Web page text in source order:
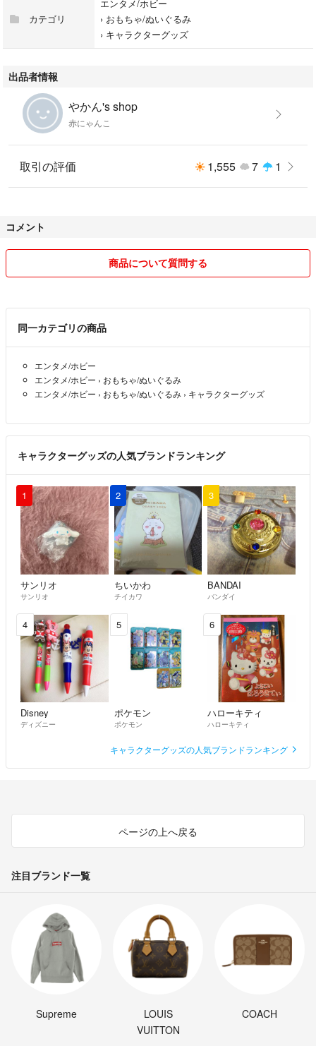
カテゴリ
エンタメ/ホビー
› おもちゃ/ぬいぐるみ
› キャラクターグッズ
出品者情報
やかん's shop
赤にゃんこ
取引の評価 1,555 7 1
コメント
商品について質問する
同一カテゴリの商品
エンタメ/ホビー
エンタメ/ホビー › おもちゃ/ぬいぐるみ
エンタメ/ホビー › おもちゃ/ぬいぐるみ › キャラクターグッズ
キャラクターグッズの人気ブランドランキング
1
サンリオ
サンリオ
2
ちいかわ
チイカワ
3
BANDAI
バンダイ
4
Disney
ディズニー
5
ポケモン
ポケモン
6
ハローキティ
ハローキティ
キャラクターグッズの人気ブランドランキング
ページの上へ戻る
注目ブランド一覧
Supreme
LOUIS
VUITTON
COACH